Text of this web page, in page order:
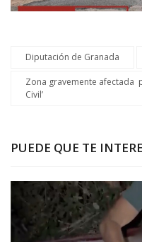
Diputación de Granada
Zona gravemente afectada
Civil’
PUEDE QUE TE